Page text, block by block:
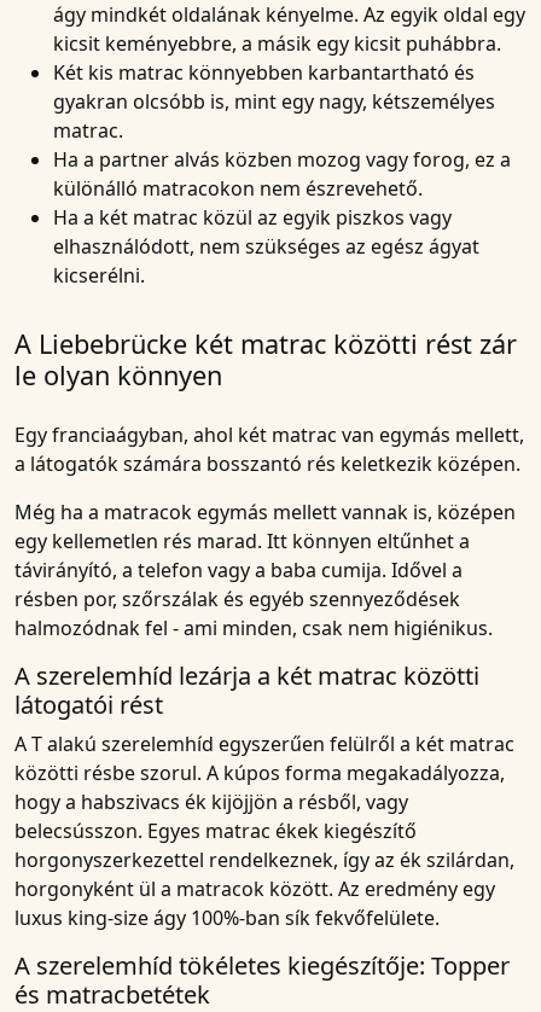
ágy mindkét oldalának kényelme. Az egyik oldal egy
kicsit keményebbre, a másik egy kicsit puhábbra.
Két kis matrac könnyebben karbantartható és
gyakran olcsóbb is, mint egy nagy, kétszemélyes
matrac.
Ha a partner alvás közben mozog vagy forog, ez a
különálló matracokon nem észrevehető.
Ha a két matrac közül az egyik piszkos vagy
elhasználódott, nem szükséges az egész ágyat
kicserélni.
A Liebebrücke két matrac közötti rést zár
le olyan könnyen
Egy franciaágyban, ahol két matrac van egymás mellett,
a látogatók számára bosszantó rés keletkezik középen.
Még ha a matracok egymás mellett vannak is, középen
egy kellemetlen rés marad. Itt könnyen eltűnhet a
távirányító, a telefon vagy a baba cumija. Idővel a
résben por, szőrszálak és egyéb szennyeződések
halmozódnak fel - ami minden, csak nem higiénikus.
A szerelemhíd lezárja a két matrac közötti
látogatói rést
A T alakú szerelemhíd egyszerűen felülről a két matrac
közötti résbe szorul. A kúpos forma megakadályozza,
hogy a habszivacs ék kijöjjön a résből, vagy
belecsússzon. Egyes matrac ékek kiegészítő
horgonyszerkezettel rendelkeznek, így az ék szilárdan,
horgonyként ül a matracok között. Az eredmény egy
luxus king-size ágy 100%-ban sík fekvőfelülete.
A szerelemhíd tökéletes kiegészítője: Topper
és matracbetétek